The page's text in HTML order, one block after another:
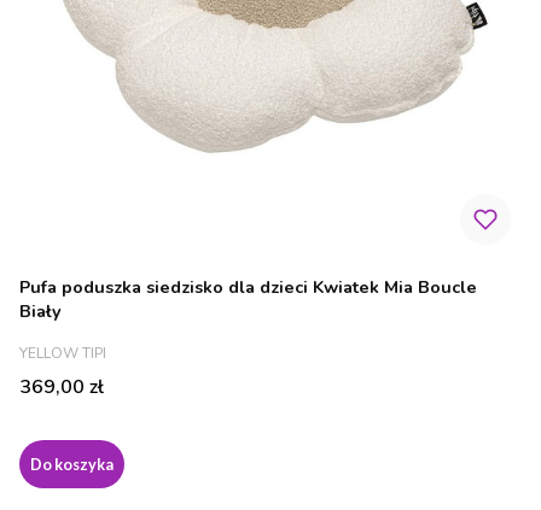
Pufa poduszka siedzisko dla dzieci Kwiatek Mia Boucle
Biały
PRODUCENT
YELLOW TIPI
Cena
369,00 zł
Do koszyka